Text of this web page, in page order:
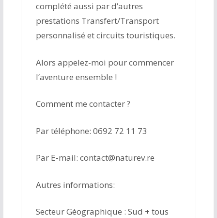
complété aussi par d’autres
prestations Transfert/Transport
personnalisé et circuits touristiques.
Alors appelez-moi pour commencer
l’aventure ensemble !
Comment me contacter ?
Par téléphone: 0692 72 11 73
Par E-mail: contact@naturev.re
Autres informations:
Secteur Géographique : Sud + tous